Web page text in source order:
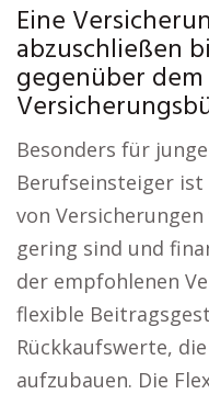
Eine
abzuschließen
gegenüber dem
Besonders für
Berufseinsteiger
von
gering sind und
der empfohlenen
flexible
Rückkaufswerte,
aufzubauen. Die